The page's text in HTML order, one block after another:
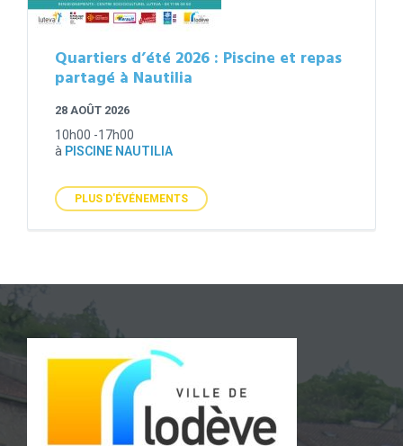
Quartiers d’été 2026 : Piscine et repas
partagé à Nautilia
28 AOÛT 2026
10h00 -17h00
à PISCINE NAUTILIA
PLUS D'ÉVÉNEMENTS